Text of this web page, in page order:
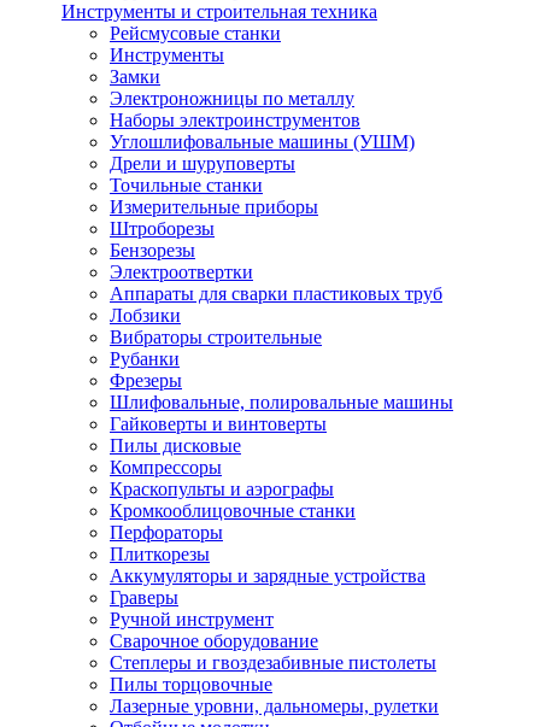
Инструменты и строительная техника
Рейсмусовые станки
Инструменты
Замки
Электроножницы по металлу
Наборы электроинструментов
Углошлифовальные машины (УШМ)
Дрели и шуруповерты
Точильные станки
Измерительные приборы
Штроборезы
Бензорезы
Электроотвертки
Аппараты для сварки пластиковых труб
Лобзики
Вибраторы строительные
Рубанки
Фрезеры
Шлифовальные, полировальные машины
Гайковерты и винтоверты
Пилы дисковые
Компрессоры
Краскопульты и аэрографы
Кромкооблицовочные станки
Перфораторы
Плиткорезы
Аккумуляторы и зарядные устройства
Граверы
Ручной инструмент
Сварочное оборудование
Степлеры и гвоздезабивные пистолеты
Пилы торцовочные
Лазерные уровни, дальномеры, рулетки